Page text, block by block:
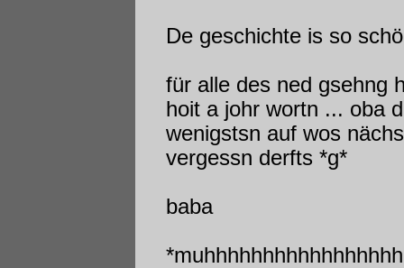
De geschichte is so
für alle des ned gsehng
hoit a johr wortn ... oba
wenigstsn auf wos
vergessn derfts *g*
baba